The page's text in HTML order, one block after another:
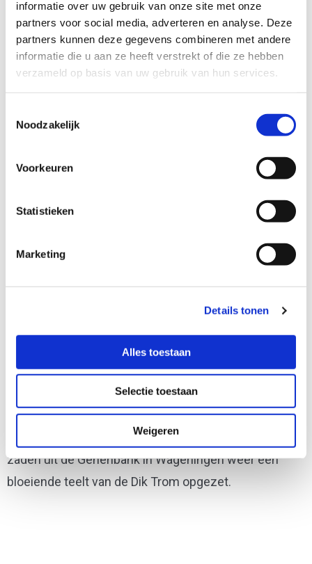
informatie over uw gebruik van onze site met onze
partners voor social media, adverteren en analyse. Deze
partners kunnen deze gegevens combineren met andere
informatie die u aan ze heeft verstrekt of die ze hebben
verzameld op basis van uw gebruik van hun services.
Noodzakelijk
Voorkeuren
Statistieken
Marketing
Details tonen
Alles toestaan
Selectie toestaan
Weigeren
Dik Trom is een groen erwtenras dat in de jaren ’60 en
’70 erg populair was, net als de boeken, maar daarna
het van het toneel verdween. Piet Hoekstra uit Sint
Jacobiparochie heeft met slechts een handje vol
zaden uit de Genenbank in Wageningen weer een
bloeiende teelt van de Dik Trom opgezet.